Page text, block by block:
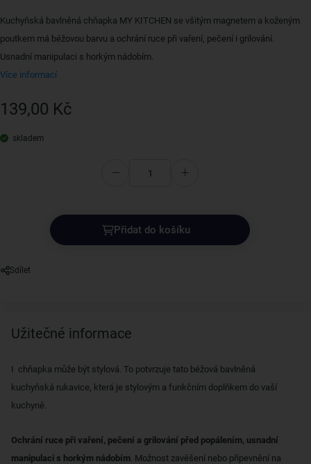
Kuchyňská bavlněná chňapka MY KITCHEN se všitým magnetem a koženým
poutkem má béžovou barvu a ochrání ruce při vaření, pečení i grilování.
Usnadní manipulaci s horkým nádobím.
Více informací
139,00 Kč
skladem
Přidat do košíku
Sdílet
Užitečné informace
I chňapka může být stylová. To potvrzuje tato béžová bavlněná
kuchyňská rukavice, která je stylovým a funkčním doplňkem do vaší
kuchyně.
Ochrání ruce při vaření, pečení a grilování před popálením, usnadní
manipulaci s horkým nádobím. Možnost zavěšení nebo připevnění na